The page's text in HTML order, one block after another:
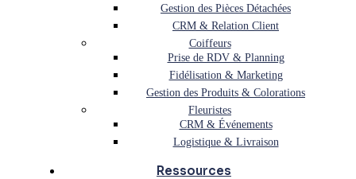
Gestion des Pièces Détachées
CRM & Relation Client
Coiffeurs
Prise de RDV & Planning
Fidélisation & Marketing
Gestion des Produits & Colorations
Fleuristes
CRM & Événements
Logistique & Livraison
Ressources